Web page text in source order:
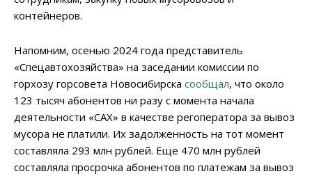
контейнеров.
Напомним, осенью 2024 года представитель
«Спецавтохозяйства» на заседании комиссии по
горхозу горсовета Новосибирска сообщал, что около
123 тысяч абонентов ни разу с момента начала
деятельности «САХ» в качестве регоператора за вывоз
мусора не платили. Их задолженность на тот момент
составляла 293 млн рублей. Еще 470 млн рублей
составляла просрочка абонентов по платежам за вывоз